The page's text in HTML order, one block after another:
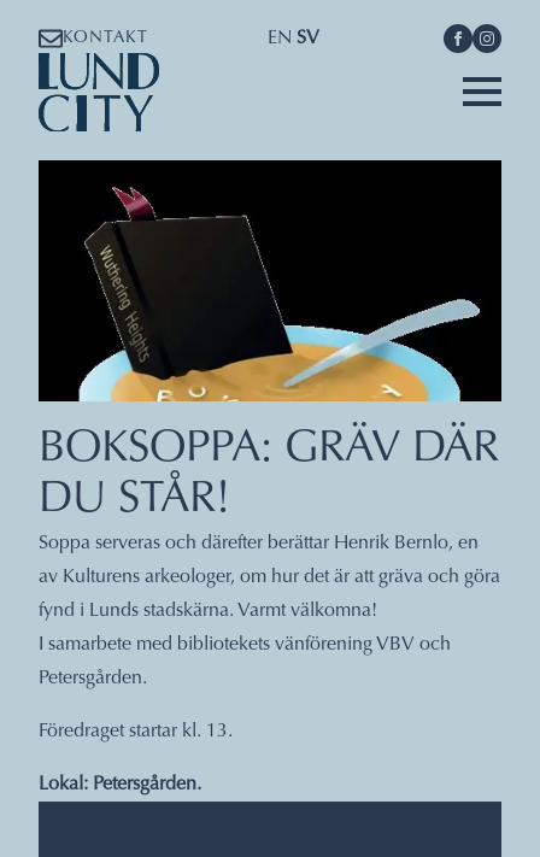
KONTAKT EN SV
BOKSOPPA: GRÄV DÄR
DU STÅR!
Soppa serveras och därefter berättar Henrik Bernlo, en
av Kulturens arkeologer, om hur det är att gräva och göra
fynd i Lunds stadskärna. Varmt välkomna!
I samarbete med bibliotekets vänförening VBV och
Petersgården.
Föredraget startar kl. 13.
Lokal: Petersgården.